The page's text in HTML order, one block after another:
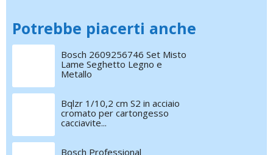
Potrebbe piacerti anche
Bosch 2609256746 Set Misto
Lame Seghetto Legno e
Metallo
Bqlzr 1/10,2 cm S2 in acciaio
cromato per cartongesso
cacciavite...
Bosch Professional